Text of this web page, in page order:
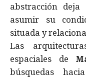
abstracción
asumir su
situada y
Las
espaciales de
búsquedas